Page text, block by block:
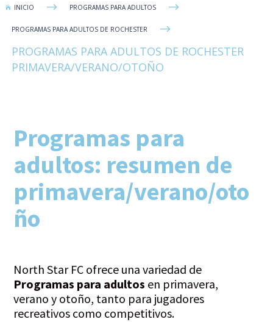
 INICIO $ PROGRAMAS PARA ADULTOS $
PROGRAMAS PARA ADULTOS DE ROCHESTER $
PROGRAMAS PARA ADULTOS DE ROCHESTER
PRIMAVERA/VERANO/OTOÑO
Programas para
adultos: resumen de
primavera/verano/oto
ño
North Star FC ofrece una variedad de
Programas para adultos en primavera,
verano y otoño, tanto para jugadores
recreativos como competitivos.